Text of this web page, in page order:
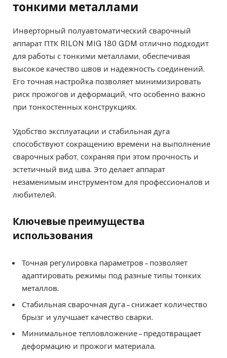
тонкими металлами
Инверторный полуавтоматический сварочный
аппарат ПТК RILON MIG 180 GDM отлично подходит
для работы с тонкими металлами, обеспечивая
высокое качество швов и надежность соединений.
Его точная настройка позволяет минимизировать
риск прожогов и деформаций, что особенно важно
при тонкостенных конструкциях.
Удобство эксплуатации и стабильная дуга
способствуют сокращению времени на выполнение
сварочных работ, сохраняя при этом прочность и
эстетичный вид шва. Это делает аппарат
незаменимым инструментом для профессионалов и
любителей.
Ключевые преимущества
использования
Точная регулировка параметров – позволяет
адаптировать режимы под разные типы тонких
металлов.
Стабильная сварочная дуга – снижает количество
брызг и улучшает качество сварки.
Минимальное тепловложение – предотвращает
деформацию и прожоги материала.